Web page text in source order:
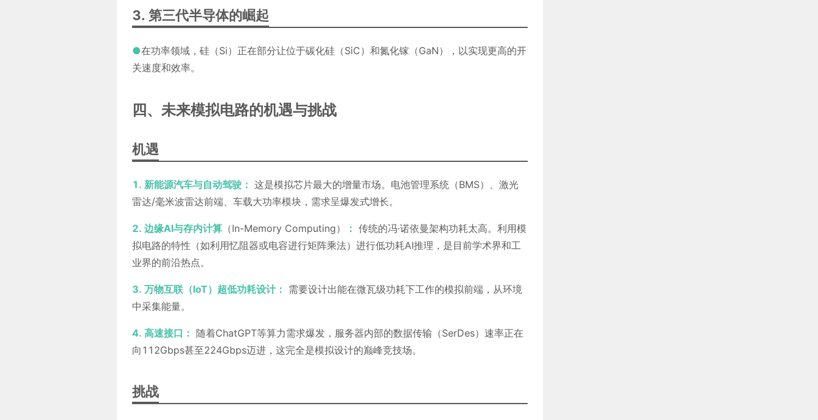
3. 第三代半导体的崛起
●在功率领域，硅（Si）正在部分让位于碳化硅（SiC）和氮化镓（GaN），以实现更高的开
关速度和效率。
四、未来模拟电路的机遇与挑战
机遇
1. 新能源汽车与自动驾驶： 这是模拟芯片最大的增量市场。电池管理系统（BMS）、激光
雷达/毫米波雷达前端、车载大功率模块，需求呈爆发式增长。
2. 边缘AI与存内计算 （In-Memory Computing） ： 传统的冯·诺依曼架构功耗太高。利用模
拟电路的特性（如利用忆阻器或电容进行矩阵乘法）进行低功耗AI推理，是目前学术界和工
业界的前沿热点。
3. 万物互联（IoT）超低功耗设计： 需要设计出能在微瓦级功耗下工作的模拟前端，从环境
中采集能量。
4. 高速接口： 随着ChatGPT等算力需求爆发，服务器内部的数据传输（SerDes）速率正在
向112Gbps甚至224Gbps迈进，这完全是模拟设计的巅峰竞技场。
挑战